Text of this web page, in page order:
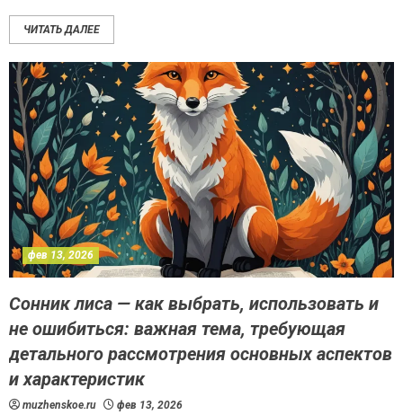
ЧИТАТЬ ДАЛЕЕ
фев 13, 2026
Сонник лиса — как выбрать, использовать и
не ошибиться: важная тема, требующая
детального рассмотрения основных аспектов
и характеристик
muzhenskoe.ru фев 13, 2026